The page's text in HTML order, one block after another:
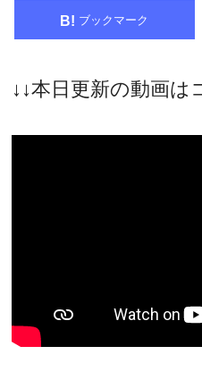
B! ブックマーク
↓↓本日更新の動画は